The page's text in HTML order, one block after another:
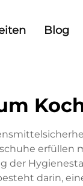
Blog
der
darin,